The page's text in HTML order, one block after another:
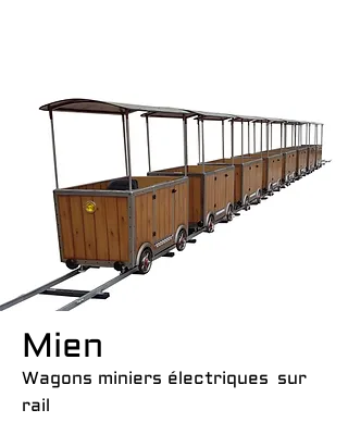
Mien
Wagons miniers électriques
sur
rail